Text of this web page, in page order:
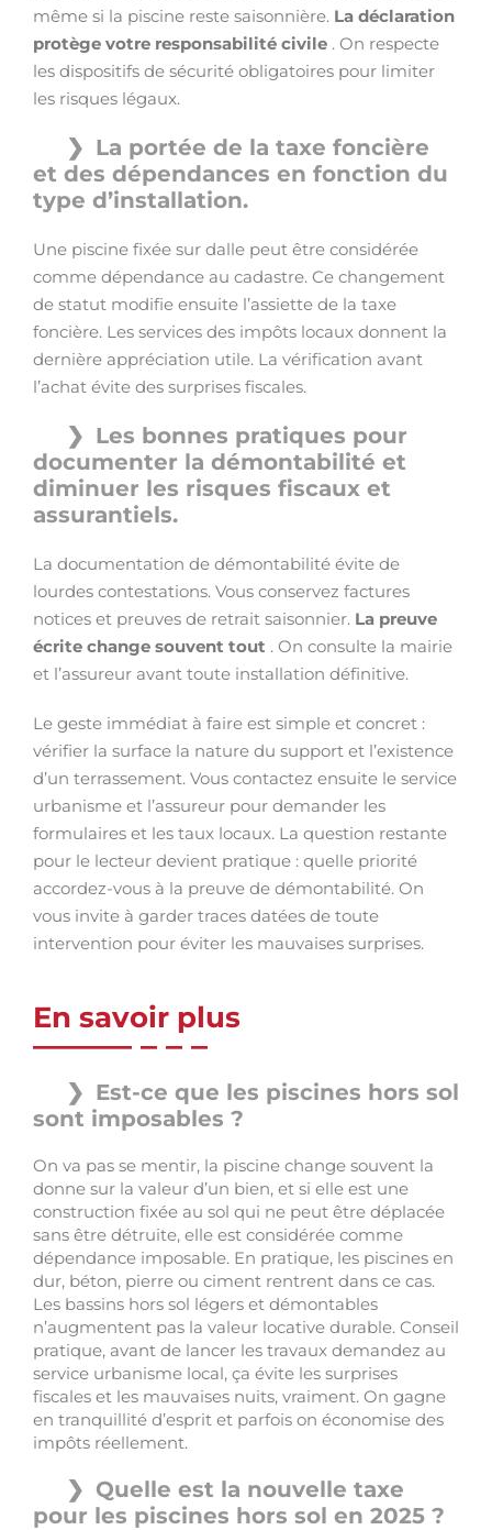
même si la piscine reste saisonnière. La déclaration
protège votre responsabilité civile . On respecte
les dispositifs de sécurité obligatoires pour limiter
les risques légaux.
La portée de la taxe foncière
et des dépendances en fonction du
type d’installation.
Une piscine fixée sur dalle peut être considérée
comme dépendance au cadastre. Ce changement
de statut modifie ensuite l’assiette de la taxe
foncière. Les services des impôts locaux donnent la
dernière appréciation utile. La vérification avant
l’achat évite des surprises fiscales.
Les bonnes pratiques pour
documenter la démontabilité et
diminuer les risques fiscaux et
assurantiels.
La documentation de démontabilité évite de
lourdes contestations. Vous conservez factures
notices et preuves de retrait saisonnier. La preuve
écrite change souvent tout . On consulte la mairie
et l’assureur avant toute installation définitive.
Le geste immédiat à faire est simple et concret :
vérifier la surface la nature du support et l’existence
d’un terrassement. Vous contactez ensuite le service
urbanisme et l’assureur pour demander les
formulaires et les taux locaux. La question restante
pour le lecteur devient pratique : quelle priorité
accordez-vous à la preuve de démontabilité. On
vous invite à garder traces datées de toute
intervention pour éviter les mauvaises surprises.
En savoir plus
Est-ce que les piscines hors sol
sont imposables ?
On va pas se mentir, la piscine change souvent la
donne sur la valeur d’un bien, et si elle est une
construction fixée au sol qui ne peut être déplacée
sans être détruite, elle est considérée comme
dépendance imposable. En pratique, les piscines en
dur, béton, pierre ou ciment rentrent dans ce cas.
Les bassins hors sol légers et démontables
n’augmentent pas la valeur locative durable. Conseil
pratique, avant de lancer les travaux demandez au
service urbanisme local, ça évite les surprises
fiscales et les mauvaises nuits, vraiment. On gagne
en tranquillité d’esprit et parfois on économise des
impôts réellement.
Quelle est la nouvelle taxe
pour les piscines hors sol en 2025 ?